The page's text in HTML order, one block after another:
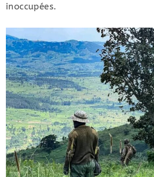
inoccupées.